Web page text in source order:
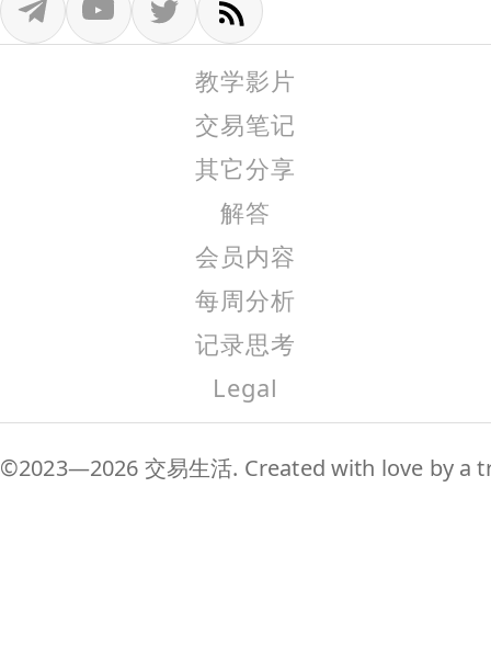
教学影片
交易笔记
其它分享
解答
会员内容
每周分析
记录思考
Legal
©2023—2026 交易生活. Created with love by a